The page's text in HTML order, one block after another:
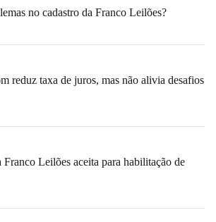
no cadastro da Franco Leilões?
reduz taxa de juros, mas não alivia desafios
Franco Leilões aceita para habilitação de